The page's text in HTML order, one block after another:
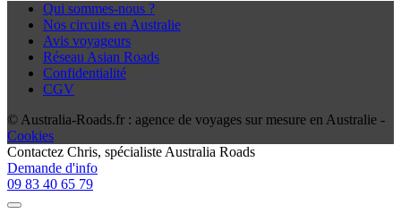
Qui sommes-nous ?
Nos circuits en Australie
Avis voyageurs
Réseau Asian Roads
Confidentialité
CGV
© Australia-Roads.fr : agence de voyages sur mesure en Australie -
Cookies
Contactez Chris, spécialiste Australia Roads
Demande d'info
09 83 40 65 79